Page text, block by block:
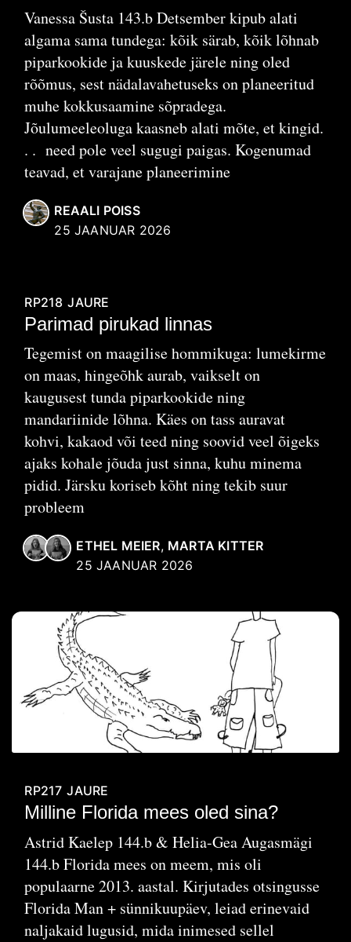
Vanessa Šusta 143.b Detsember kipub alati
algama sama tundega: kõik särab, kõik lõhnab
piparkookide ja kuuskede järele ning oled
rõõmus, sest nädalavahetuseks on planeeritud
muhe kokkusaamine sõpradega.
Jõulumeeleoluga kaasneb alati mõte, et kingid.
. . need pole veel sugugi paigas. Kogenumad
teavad, et varajane planeerimine
REAALI POISS
25 JAANUAR 2026
RP218 JAURE
Parimad pirukad linnas
Tegemist on maagilise hommikuga: lumekirme
on maas, hingeõhk aurab, vaikselt on
kaugusest tunda piparkookide ning
mandariinide lõhna. Käes on tass auravat
kohvi, kakaod või teed ning soovid veel õigeks
ajaks kohale jõuda just sinna, kuhu minema
pidid. Järsku koriseb kõht ning tekib suur
probleem
ETHEL MEIER, MARTA KITTER
25 JAANUAR 2026
RP217 JAURE
Milline Florida mees oled sina?
Astrid Kaelep 144.b & Helia-Gea Augasmägi
144.b Florida mees on meem, mis oli
populaarne 2013. aastal. Kirjutades otsingusse
Florida Man + sünnikuupäev, leiad erinevaid
naljakaid lugusid, mida inimesed sellel